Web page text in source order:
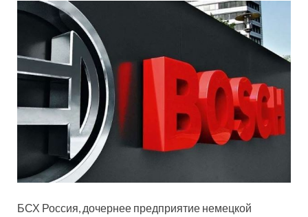
БСХ Россия, дочернее предприятие немецкой